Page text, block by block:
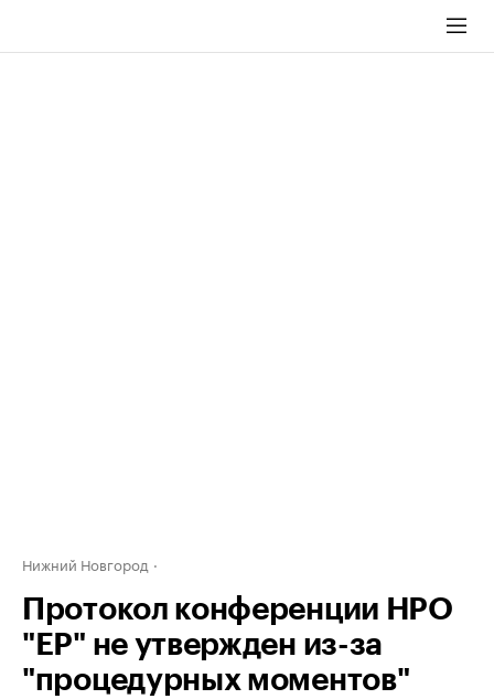
Нижний Новгород
Протокол конференции НРО
"ЕР" не утвержден из-за
"процедурных моментов"